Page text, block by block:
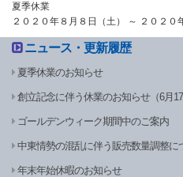
夏季休業
２０２０年８月８日（土） ～ ２０２０
ニュース・更新履歴
夏季休業のお知らせ
創立記念に伴う休業のお知らせ（6月17
ゴールデンウィーク期間中のご案内
中東情勢の混乱に伴う販売数量調整に
年末年始休暇のお知らせ